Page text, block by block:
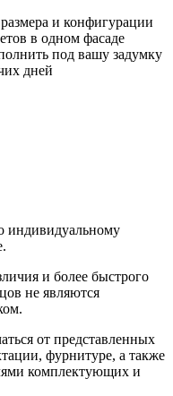
и конфигурации
в одном фасаде
под вашу задумку
дней
индивидуальному
и более быстрого
не являются
от представленных
фурнитуре, а также
комплектующих и